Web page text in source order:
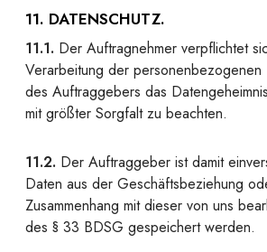
11. DATENSCHUTZ.
11.1. Der Auftragnehmer verpflichtet
Verarbeitung der personenbezogenen
des Auftraggebers das
mit größter Sorgfalt zu beachten.
11.2. Der Auftraggeber ist damit
Daten aus der Geschäftsbeziehung
Zusammenhang mit dieser von uns
des § 33 BDSG gespeichert werden.